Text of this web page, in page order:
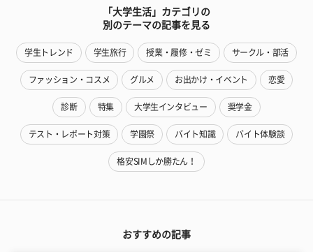
「大学生活」カテゴリの
別のテーマの記事を見る
学生トレンド 学生旅行 授業・履修・ゼミ サークル・部活
ファッション・コスメ グルメ お出かけ・イベント 恋愛
診断 特集 大学生インタビュー 奨学金
テスト・レポート対策 学園祭 バイト知識 バイト体験談
格安SIMしか勝たん！
おすすめの記事